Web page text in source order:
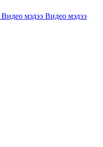
Видео мэдээ Видео мэдээ